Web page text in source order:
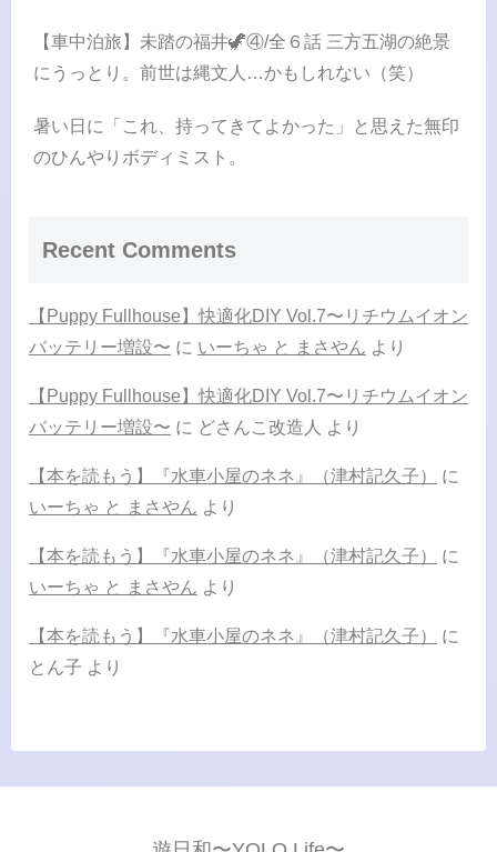
【車中泊旅】未踏の福井🦖④/全６話 三方五湖の絶景
にうっとり。前世は縄文人…かもしれない（笑）
暑い日に「これ、持ってきてよかった」と思えた無印
のひんやりボディミスト。
Recent Comments
【Puppy Fullhouse】快適化DIY Vol.7〜リチウムイオン
バッテリー増設〜 に いーちゃ と まさやん より
【Puppy Fullhouse】快適化DIY Vol.7〜リチウムイオン
バッテリー増設〜 に どさんこ改造人 より
【本を読もう】『水車小屋のネネ』（津村記久子）
に
いーちゃ と まさやん より
【本を読もう】『水車小屋のネネ』（津村記久子）
に
いーちゃ と まさやん より
【本を読もう】『水車小屋のネネ』（津村記久子）
に
とん子 より